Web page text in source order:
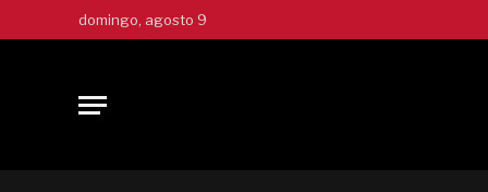
domingo, agosto 9